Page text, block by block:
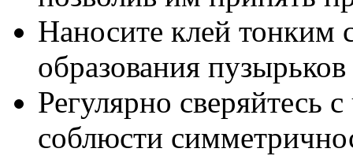
Наносите клей тонким
образования
Регулярно сверяйтесь
соблюсти